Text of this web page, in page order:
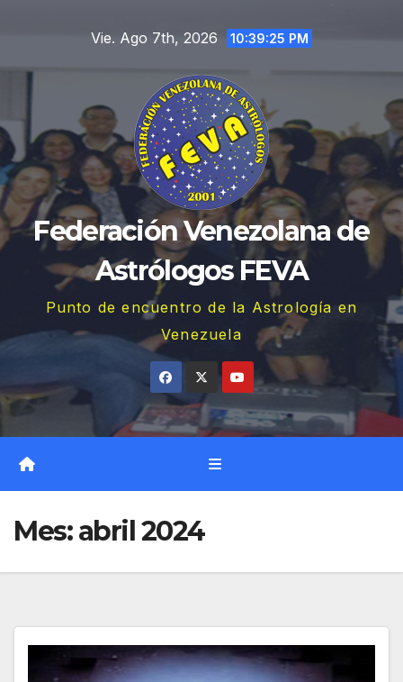
contenido
Vie. Ago 7th, 2026 10:39:27 PM
Federación Venezolana de
Astrólogos FEVA
Punto de encuentro de la Astrología en
Venezuela
Mes:abril 2024